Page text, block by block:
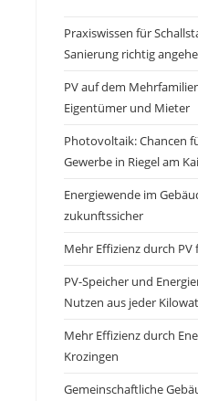
Praxiswissen für
Sanierung richtig
PV auf dem
Eigentümer und Mieter
Photovoltaik: Chancen
Gewerbe in Riegel am
Energiewende im
zukunftssicher
Mehr Effizienz durch
PV-Speicher und
Nutzen aus jeder
Mehr Effizienz durch
Krozingen
Gemeinschaftliche